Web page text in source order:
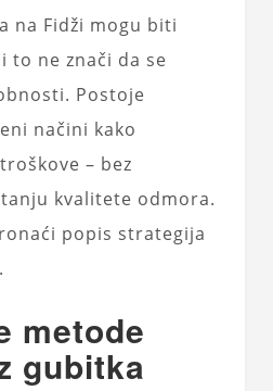
na Fidži mogu biti
to ne znači da se
Postoje
načini kako
– bez
kvalitete odmora.
popis strategija
metode
gubitka